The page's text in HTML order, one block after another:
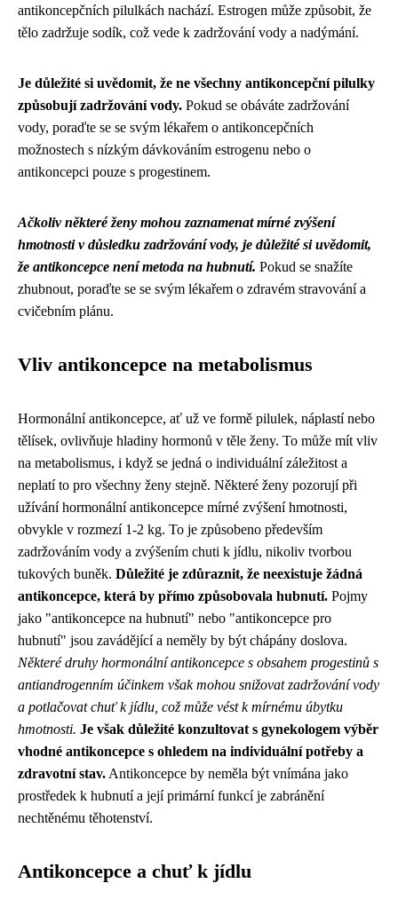
antikoncepčních pilulkách nachází. Estrogen může způsobit, že
tělo zadržuje sodík, což vede k zadržování vody a nadýmání.
Je důležité si uvědomit, že ne všechny antikoncepční pilulky
způsobují zadržování vody. Pokud se obáváte zadržování
vody, poraďte se se svým lékařem o antikoncepčních
možnostech s nízkým dávkováním estrogenu nebo o
antikoncepci pouze s progestinem.
Ačkoliv některé ženy mohou zaznamenat mírné zvýšení
hmotnosti v důsledku zadržování vody, je důležité si uvědomit,
že antikoncepce není metoda na hubnutí. Pokud se snažíte
zhubnout, poraďte se se svým lékařem o zdravém stravování a
cvičebním plánu.
Vliv antikoncepce na metabolismus
Hormonální antikoncepce, ať už ve formě pilulek, náplastí nebo
tělísek, ovlivňuje hladiny hormonů v těle ženy. To může mít vliv
na metabolismus, i když se jedná o individuální záležitost a
neplatí to pro všechny ženy stejně. Některé ženy pozorují při
užívání hormonální antikoncepce mírné zvýšení hmotnosti,
obvykle v rozmezí 1-2 kg. To je způsobeno především
zadržováním vody a zvýšením chuti k jídlu, nikoliv tvorbou
tukových buněk. Důležité je zdůraznit, že neexistuje žádná
antikoncepce, která by přímo způsobovala hubnutí. Pojmy
jako "antikoncepce na hubnutí" nebo "antikoncepce pro
hubnutí" jsou zavádějící a neměly by být chápány doslova.
Některé druhy hormonální antikoncepce s obsahem progestinů s
antiandrogenním účinkem však mohou snižovat zadržování vody
a potlačovat chuť k jídlu, což může vést k mírnému úbytku
hmotnosti. Je však důležité konzultovat s gynekologem výběr
vhodné antikoncepce s ohledem na individuální potřeby a
zdravotní stav. Antikoncepce by neměla být vnímána jako
prostředek k hubnutí a její primární funkcí je zabránění
nechtěnému těhotenství.
Antikoncepce a chuť k jídlu